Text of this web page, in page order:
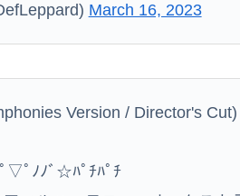
March 16, 2023
Version / Director's Cut)
▽ﾟﾉﾉﾞ☆ﾊﾟﾁﾊﾟﾁ